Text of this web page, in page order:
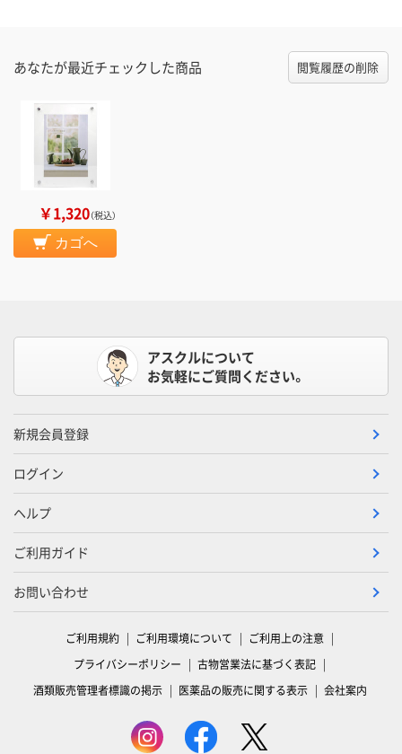
あなたが最近チェックした商品 閲覧履歴の削除
￥1,320（税込）
カゴへ
アスクルについて
お気軽にご質問ください。
新規会員登録
ログイン
ヘルプ
ご利用ガイド
お問い合わせ
ご利用規約 ご利用環境について
ご利用上の注意
プライバシーポリシー
古物営業法に基づく表記
酒類販売管理者標識の掲示
医薬品の販売に関する表示 会社案内